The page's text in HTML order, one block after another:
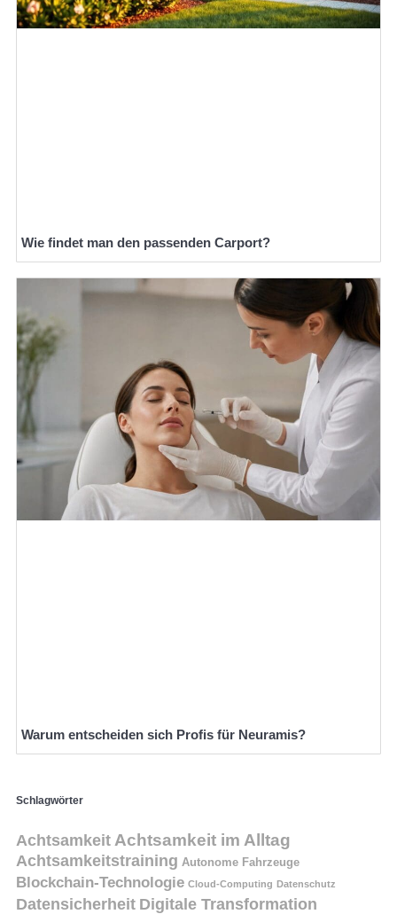
Wie findet man den passenden Carport?
Warum entscheiden sich Profis für Neuramis?
Schlagwörter
Achtsamkeit Achtsamkeit im Alltag
Achtsamkeitstraining Autonome Fahrzeuge
Blockchain-Technologie Cloud-Computing Datenschutz
Datensicherheit Digitale Transformation